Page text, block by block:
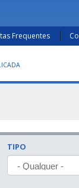
Frequentes
TIPO